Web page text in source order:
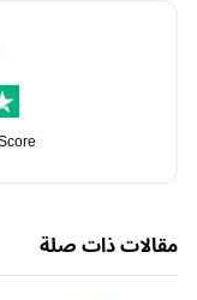
مقالات ذات صلة